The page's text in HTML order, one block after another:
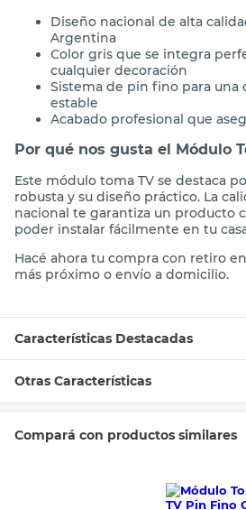
Diseño nacional de alta
Argentina
Color gris que se integra
cualquier decoración
Sistema de pin fino para una
estable
Acabado profesional que
Por qué nos gusta el Módulo
Este módulo toma TV se destaca
robusta y su diseño práctico. La
nacional te garantiza un producto
poder instalar fácilmente en tu
Hacé ahora tu compra con retiro
más próximo o envío a domicilio.
Características Destacadas
Otras Características
Compará con productos similares